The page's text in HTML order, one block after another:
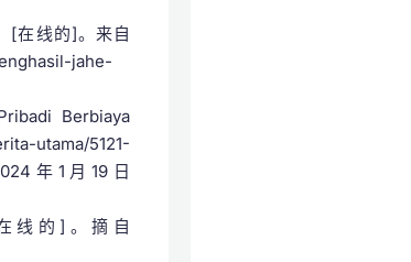
[在线的]。来自
jahe-
Berbiaya
utama/5121-
年 1 月 19 日
线的]。摘自